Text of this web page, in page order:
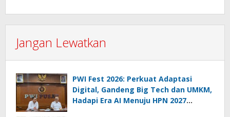
Jangan Lewatkan
PWI Fest 2026: Perkuat Adaptasi
Digital, Gandeng Big Tech dan UMKM,
Hadapi Era AI Menuju HPN 2027